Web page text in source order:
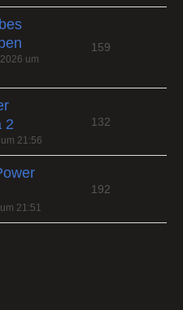
um
159
2
21:56
132
21:51
192